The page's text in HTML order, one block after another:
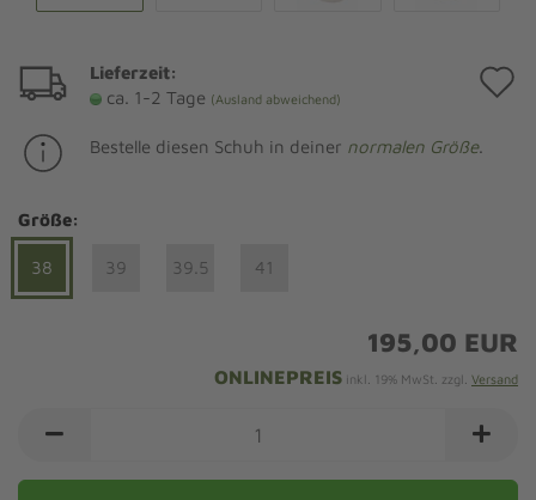
Lieferzeit:
ca. 1-2 Tage (Ausland abweichend)
Bestelle diesen Schuh in deiner normalen Größe.
Größe:
38 39 39.5 41
195,00 EUR
ONLINEPREIS inkl. 19% MwSt. zzgl. Versand